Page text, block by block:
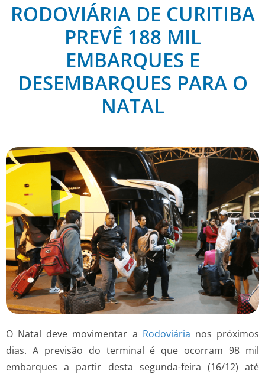
RODOVIÁRIA DE CURITIBA
PREVÊ 188 MIL
EMBARQUES E
DESEMBARQUES PARA O
NATAL
O Natal deve movimentar a Rodoviária nos próximos
dias. A previsão do terminal é que ocorram 98 mil
embarques a partir desta segunda-feira (16/12) até